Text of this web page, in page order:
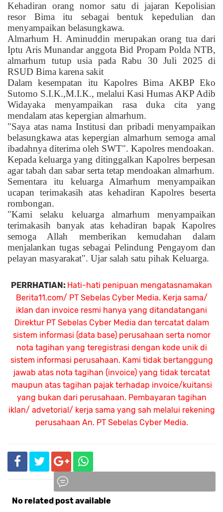
Kehadiran orang nomor satu di jajaran Kepolisian
resor Bima itu sebagai bentuk kepedulian dan
menyampaikan belasungkawa.
Almarhum H. Aminuddin merupakan orang tua dari
Iptu Aris Munandar anggota Bid Propam Polda NTB,
almarhum tutup usia pada Rabu 30 Juli 2025 di
RSUD Bima karena sakit
Dalam kesempatan itu Kapolres Bima AKBP Eko
Sutomo S.I.K.,M.I.K., melalui Kasi Humas AKP Adib
Widayaka menyampaikan rasa duka cita yang
mendalam atas kepergian almarhum.
"Saya atas nama Institusi dan pribadi menyampaikan
belasungkawa atas kepergian almarhum semoga amal
ibadahnya diterima oleh SWT". Kapolres mendoakan.
Kepada keluarga yang ditinggalkan Kapolres berpesan
agar tabah dan sabar serta tetap mendoakan almarhum.
Sementara itu keluarga Almarhum menyampaikan
ucapan terimakasih atas kehadiran Kapolres beserta
rombongan.
"Kami selaku keluarga almarhum menyampaikan
terimakasih banyak atas kehadiran bapak Kapolres
semoga Allah memberikan kemudahan dalam
menjalankan tugas sebagai Pelindung Pengayom dan
pelayan masyarakat". Ujar salah satu pihak Keluarga.
PERRHATIAN: Hati-hati penipuan mengatasnamakan
Berita11.com/ PT Sebelas Cyber Media. Kerja sama/
iklan dan invoice resmi hanya yang ditandatangani
Direktur PT Sebelas Cyber Media dan tercatat dalam
sistem informasi (data base) perusahaan serta nomor
nota tagihan yang teregistrasi dengan kode unik di
sistem informasi perusahaan. Kami tidak bertanggung
jawab atas nota tagihan (invoice) yang tidak tercatat
maupun atas tagihan pajak terhadap invoice/kuitansi
yang bukan dari perusahaan. Pembayaran tagihan
iklan/ advetorial/ kerja sama yang sah melalui rekening
perusahaan An. PT Sebelas Cyber Media.
No related post available